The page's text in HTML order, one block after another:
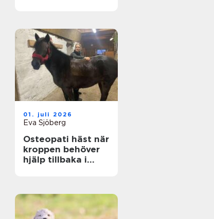
01. juli 2026
Eva Sjöberg
Osteopati häst när
kroppen behöver
hjälp tillbaka i